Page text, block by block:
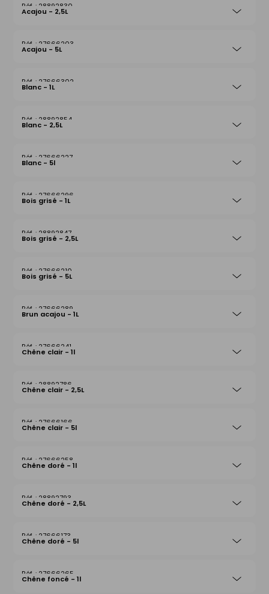
28892830
Acajou - 2,5L
27666203
Acajou - 5L
27666302
Blanc - 1L
28892854
Blanc - 2,5L
27666227
Blanc - 5l
27666296
Bois grisé - 1L
28892847
Bois grisé - 2,5L
27666210
Bois grisé - 5L
27666289
Brun acajou - 1L
27666241
Chêne clair - 1l
28892786
Chêne clair - 2,5L
27666166
Chêne clair - 5l
27666258
Chêne doré - 1l
28892793
Chêne doré - 2,5L
27666173
Chêne doré - 5l
27666265
Chêne foncé - 1l